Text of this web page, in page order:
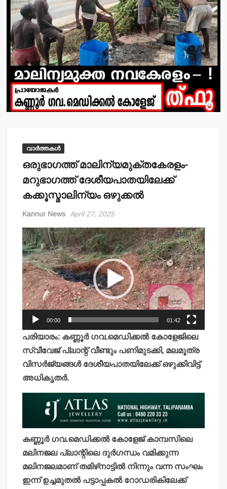
വാർത്തകൾ
ഒരുഭാഗത്ത് മാലിന്യമുക്തകേരളം-
മറുഭാഗത്ത് ദേശീയപാതയിലേക്ക്
കക്കൂസ്മാലിന്യം ഒഴുക്കല്‍
Kannur News April 27, 2025
Video
Player
00:00 01:42
പരിയാരം: കണ്ണൂര്‍ ഗവ.മെഡിക്കല്‍ കോളേജിലെ
സ്വീവേജ് പ്ലാന്റ് വീണ്ടും പണിമുടക്കി, മലമൂത്ര
വിസര്‍ജ്യങ്ങള്‍ ദേശീയപാതയിലേക്ക് ഒഴുക്കിവിട്ട്
അധികൃതര്‍.
കണ്ണൂര്‍ ഗവ.മെഡിക്കല്‍ കോളേജ് കാമ്പസിലെ
മലിനജല പ്ലാന്റിലെ ദുര്‍ഗന്ധം വമിക്കുന്ന
മലിനജലമാണ് തമിഴ്‌നാട്ടില്‍ നിന്നും വന്ന സംഘം
ഇന്ന് ഉച്ചമുതല്‍ പട്ടാപ്പകല്‍ റോഡരികിലേക്ക്